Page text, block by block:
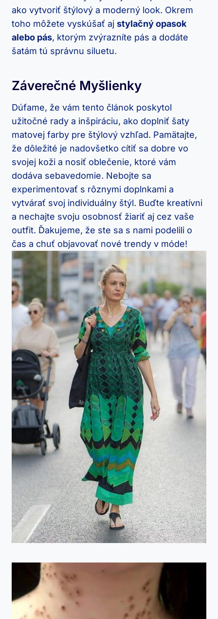
ako vytvoriť štýlový a moderný look. Okrem
toho môžete vyskúšať aj stylačný opasok
alebo pás, ktorým zvýrazníte pás a dodáte
šatám tú správnu siluetu.
Záverečné Myšlienky
Dúfame, že vám tento článok poskytol
užitočné rady a inšpiráciu, ako doplniť šaty
matovej farby pre štýlový vzhľad. Pamätajte,
že dôležité je nadovšetko cítiť sa dobre vo
svojej koži a nosiť oblečenie, ktoré vám
dodáva sebavedomie. Nebojte sa
experimentovať s rôznymi doplnkami a
vytvárať svoj individuálny štýl. Buďte kreatívni
a nechajte svoju osobnosť žiariť aj cez vaše
outfit. Ďakujeme, že ste sa s nami podelili o
čas a chuť objavovať nové trendy v móde!